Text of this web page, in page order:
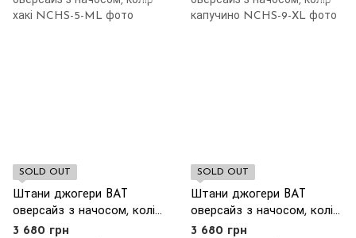
SOLD OUT
Штани джогери BAT
оверсайз з начосом, колір
хакі
3 680 грн
SOLD OUT
Штани джогери BAT
оверсайз з начосом, колір
капучино
3 680 грн